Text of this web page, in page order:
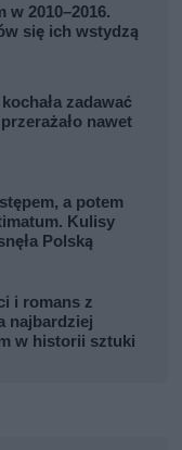
w 2010–2016.
się ich wstydzą
zadawać
nawet
a potem
Kulisy
Polską
i romans z
najbardziej
w historii sztuki